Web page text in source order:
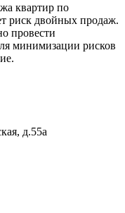
квартир по
риск двойных продаж.
провести
минимизации рисков
д.55а